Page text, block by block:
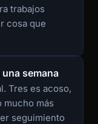
trabajos
cosa que
semana
Tres es acoso,
mucho más
seguimiento